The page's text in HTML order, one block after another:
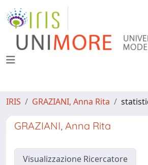
IRIS GRAZIANI, Anna Rita
GRAZIANI, Anna Rita
Visualizzazione Ricercatore